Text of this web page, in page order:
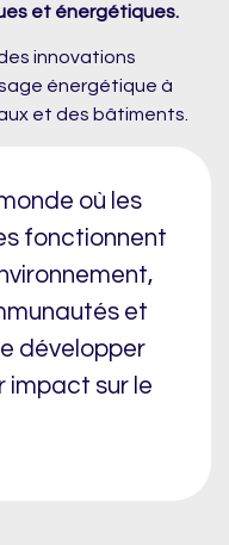
et énergétiques.
innovations
énergétique à
et des bâtiments.
où les
fonctionnent
et
développer
impact sur le